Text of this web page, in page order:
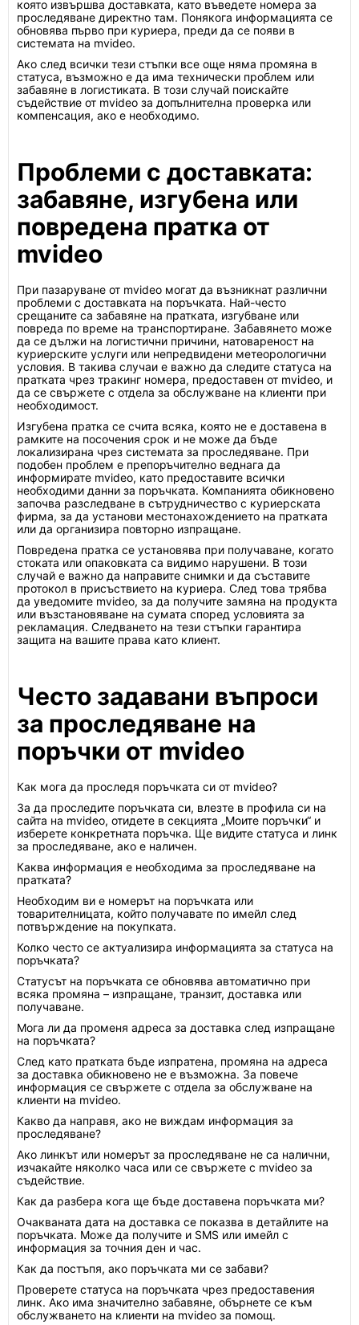
която извършва доставката, като въведете номера за
проследяване директно там. Понякога информацията се
обновява първо при куриера, преди да се появи в
системата на mvideo.
Ако след всички тези стъпки все още няма промяна в
статуса, възможно е да има технически проблем или
забавяне в логистиката. В този случай поискайте
съдействие от mvideo за допълнителна проверка или
компенсация, ако е необходимо.
Проблеми с доставката:
забавяне, изгубена или
повредена пратка от
mvideo
При пазаруване от mvideo могат да възникнат различни
проблеми с доставката на поръчката. Най-често
срещаните са забавяне на пратката, изгубване или
повреда по време на транспортиране. Забавянето може
да се дължи на логистични причини, натовареност на
куриерските услуги или непредвидени метеорологични
условия. В такива случаи е важно да следите статуса на
пратката чрез тракинг номера, предоставен от mvideo, и
да се свържете с отдела за обслужване на клиенти при
необходимост.
Изгубена пратка се счита всяка, която не е доставена в
рамките на посочения срок и не може да бъде
локализирана чрез системата за проследяване. При
подобен проблем е препоръчително веднага да
информирате mvideo, като предоставите всички
необходими данни за поръчката. Компанията обикновено
започва разследване в сътрудничество с куриерската
фирма, за да установи местонахождението на пратката
или да организира повторно изпращане.
Повредена пратка се установява при получаване, когато
стоката или опаковката са видимо нарушени. В този
случай е важно да направите снимки и да съставите
протокол в присъствието на куриера. След това трябва
да уведомите mvideo, за да получите замяна на продукта
или възстановяване на сумата според условията за
рекламация. Следването на тези стъпки гарантира
защита на вашите права като клиент.
Често задавани въпроси
за проследяване на
поръчки от mvideo
Как мога да проследя поръчката си от mvideo?
За да проследите поръчката си, влезте в профила си на
сайта на mvideo, отидете в секцията „Моите поръчки“ и
изберете конкретната поръчка. Ще видите статуса и линк
за проследяване, ако е наличен.
Каква информация е необходима за проследяване на
пратката?
Необходим ви е номерът на поръчката или
товарителницата, който получавате по имейл след
потвърждение на покупката.
Колко често се актуализира информацията за статуса на
поръчката?
Статусът на поръчката се обновява автоматично при
всяка промяна – изпращане, транзит, доставка или
получаване.
Мога ли да променя адреса за доставка след изпращане
на поръчката?
След като пратката бъде изпратена, промяна на адреса
за доставка обикновено не е възможна. За повече
информация се свържете с отдела за обслужване на
клиенти на mvideo.
Какво да направя, ако не виждам информация за
проследяване?
Ако линкът или номерът за проследяване не са налични,
изчакайте няколко часа или се свържете с mvideo за
съдействие.
Как да разбера кога ще бъде доставена поръчката ми?
Очакваната дата на доставка се показва в детайлите на
поръчката. Може да получите и SMS или имейл с
информация за точния ден и час.
Как да постъпя, ако поръчката ми се забави?
Проверете статуса на поръчката чрез предоставения
линк. Ако има значително забавяне, обърнете се към
обслужването на клиенти на mvideo за помощ.